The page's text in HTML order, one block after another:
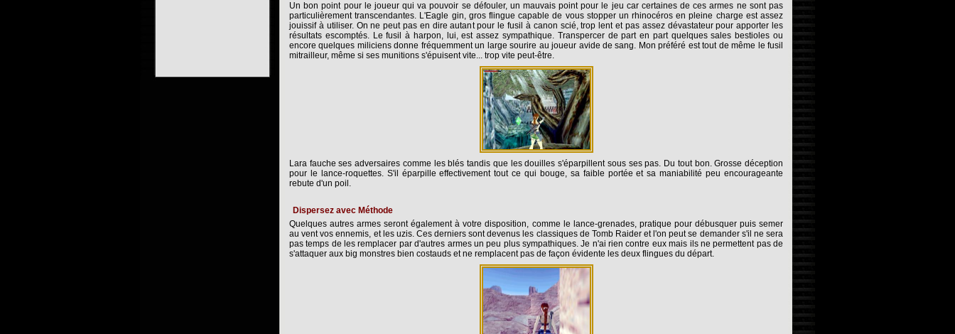
Un bon point pour le joueur qui va pouvoir se défouler, un mauvais point pour le jeu car certaines de ces armes ne sont pas
particulièrement transcendantes. L'Eagle gin, gros flingue capable de vous stopper un rhinocéros en pleine charge est assez
jouissif à utiliser. On ne peut pas en dire autant pour le fusil à canon scié, trop lent et pas assez dévastateur pour apporter les
résultats escomptés. Le fusil à harpon, lui, est assez sympathique. Transpercer de part en part quelques sales bestioles ou
encore quelques miliciens donne fréquemment un large sourire au joueur avide de sang. Mon préféré est tout de même le fusil
mitrailleur, même si ses munitions s'épuisent vite... trop vite peut-être.
Lara fauche ses adversaires comme les blés tandis que les douilles s'éparpillent sous ses pas. Du tout bon. Grosse déception
pour le lance-roquettes. S'il éparpille effectivement tout ce qui bouge, sa faible portée et sa maniabilité peu encourageante
rebute d'un poil.
Dispersez avec Méthode
Quelques autres armes seront également à votre disposition, comme le lance-grenades, pratique pour débusquer puis semer
au vent vos ennemis, et les uzis. Ces derniers sont devenus les classiques de Tomb Raider et l'on peut se demander s'il ne sera
pas temps de les remplacer par d'autres armes un peu plus sympathiques. Je n'ai rien contre eux mais ils ne permettent pas de
s'attaquer aux big monstres bien costauds et ne remplacent pas de façon évidente les deux flingues du départ.